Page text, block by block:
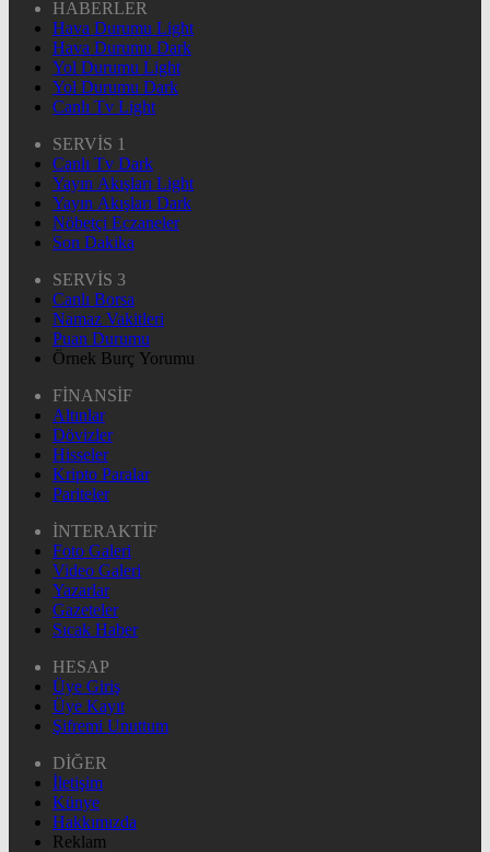
HABERLER
Hava Durumu Light
Hava Durumu Dark
Yol Durumu Light
Yol Durumu Dark
Canlı Tv Light
SERVİS 1
Canlı Tv Dark
Yayın Akışları Light
Yayın Akışları Dark
Nöbetçi Eczaneler
Son Dakika
SERVİS 3
Canlı Borsa
Namaz Vakitleri
Puan Durumu
Örnek Burç Yorumu
FİNANSİF
Altınlar
Dövizler
Hisseler
Kripto Paralar
Pariteler
İNTERAKTİF
Foto Galeri
Video Galeri
Yazarlar
Gazeteler
Sıcak Haber
HESAP
Üye Giriş
Üye Kayıt
Şifremi Unuttum
DİĞER
İletişim
Künye
Hakkımızda
Reklam